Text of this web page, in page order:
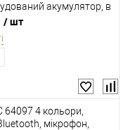
акумулятор, в
МІКС ВИДІВ
/ шт
64097 4 кольори,
мікрофон,